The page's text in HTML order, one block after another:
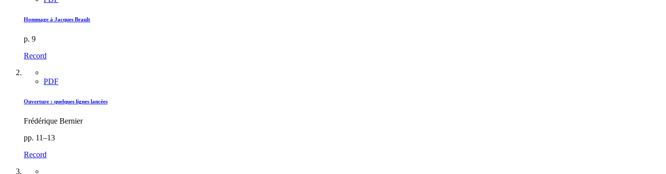
Hommage à Jacques Brault
p. 9
Record
PDF
Ouverture : quelques lignes lancées
Frédérique Bernier
pp. 11–13
Record